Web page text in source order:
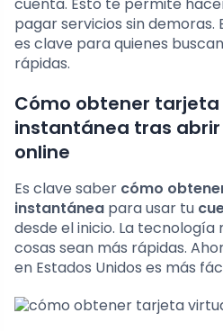
cuenta. Esto te permite
pagar servicios sin demoras.
es clave para quienes
rápidas.
Cómo obtener
instantánea tras
online
Es clave saber cómo
instantánea para usar tu
desde el inicio. La
cosas sean más rápidas.
en Estados Unidos es más